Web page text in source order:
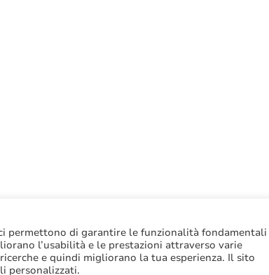
permettono di garantire le funzionalità fondamentali
l’usabilità e le prestazioni attraverso varie
e quindi migliorano la tua esperienza. Il sito
personalizzati.